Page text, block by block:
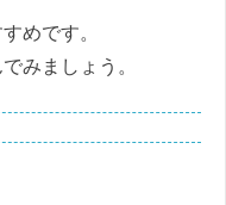
めです。
みましょう。